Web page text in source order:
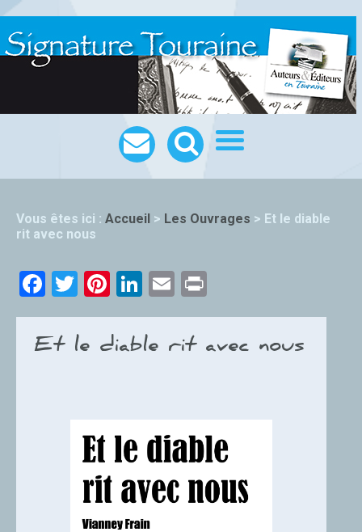
Vous êtes ici : Accueil > Les Ouvrages > Et le diable
rit avec nous
Facebook
TwitterPinterest
LinkedIn
Email
Et le diable rit avec nous